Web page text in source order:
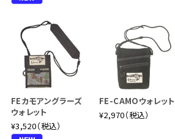
FEカモアングラーズ
ウォレット
¥3,520（税込）
FE-CAMOウォレット
¥2,970（税込）